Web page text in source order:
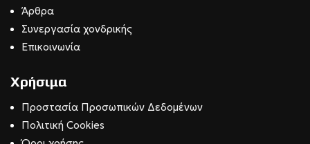
Άρθρα
Συνεργασία χονδρικής
Επικοινωνία
Χρήσιμα
Προστασία Προσωπικών Δεδομένων
Πολιτική Cookies